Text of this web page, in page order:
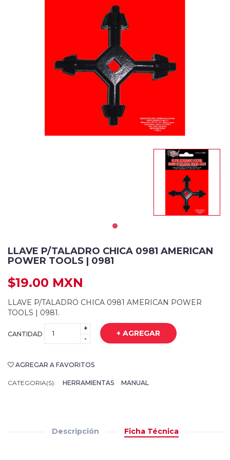
LLAVE P/TALADRO CHICA 0981 AMERICAN
POWER TOOLS | 0981
$19.00 MXN
LLAVE P/TALADRO CHICA 0981 AMERICAN POWER
TOOLS | 0981.
CANTIDAD
+
-
+ AGREGAR
AGREGAR A FAVORITOS
CATEGORIA(S): HERRAMIENTAS MANUAL
Descripción Ficha Técnica